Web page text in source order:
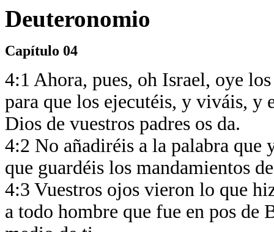
Deuteronomio
Capítulo 04
4:1 Ahora, pues, oh Israel, oye
para que los ejecutéis, y viváis, y
Dios de vuestros padres os da.
4:2 No añadiréis a la palabra
que guardéis los mandamientos
4:3 Vuestros ojos vieron lo que
a todo hombre que fue en pos de